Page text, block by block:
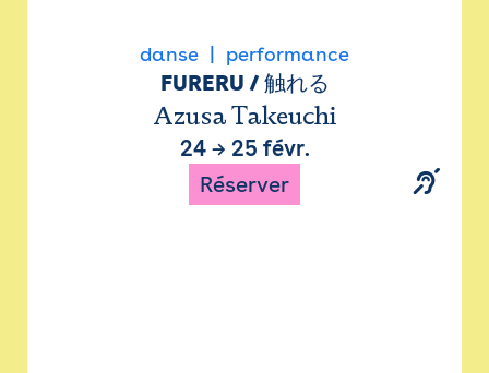
danse performance
FURERU / 触れる
Azusa Takeuchi
24→ 25 févr.
Réserver